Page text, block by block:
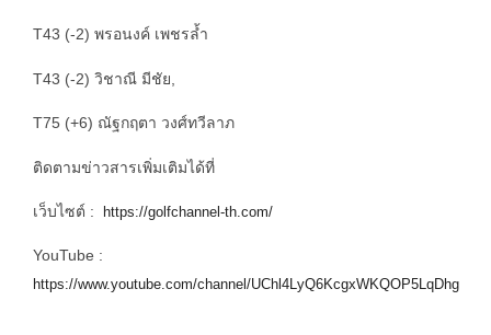
T43 (-2) พรอนงค์ เพชรล้ำ
T43 (-2) วิชาณี มีชัย,
T75 (+6) ณัฐกฤตา วงศ์ทวีลาภ
ติดตามข่าวสารเพิ่มเติมได้ที่
เว็บไซต์ : https://golfchannel-th.com/
YouTube :
https://www.youtube.com/channel/UChl4LyQ6KcgxWKQOP5LqDhg